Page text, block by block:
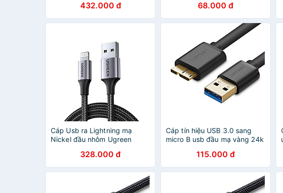
432.000 đ
Hàng chính hãng
68.000 đ
Cáp Usb ra Lightning mạ
Nickel đầu nhôm Ugreen
đen hàng chính hãng
328.000 đ
Cáp tín hiệu USB 3.0 sang
micro B usb đầu mạ vàng 24k
USB10841Us130 Hàng chính
hãng
115.000 đ